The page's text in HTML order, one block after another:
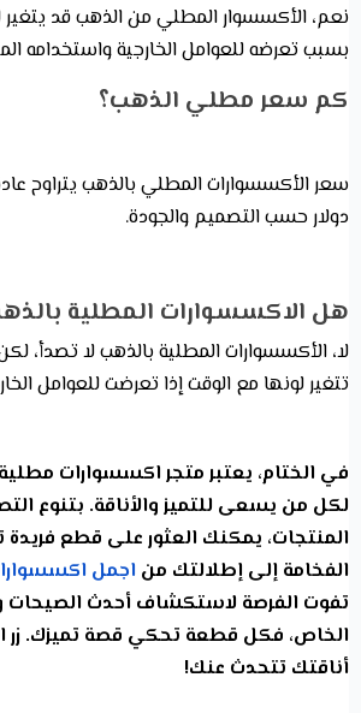
نعم، الأكسسوار المطلي من الذهب قد يتغير
بسبب تعرضه للعوامل الخارجية واستخدامه
كم سعر مطلي الذهب؟
دولار حسب التصميم والجودة.
هل الاكسسوارات المطلية
لا، الأكسسوارات المطلية بالذهب لا تصدأ،
تتغير لونها مع الوقت إذا تعرضت للعوامل
في الختام، يعتبر متجر اكسسوارات
لكل من يسعى للتميز والأناقة. بتنوع
المنتجات، يمكنك العثور على قطع
الفخامة إلى إطلالتك من اجمل
تفوت الفرصة لاستكشاف أحدث الصيحات
الخاص، فكل قطعة تحكي قصة تميزك. زر
أناقتك تتحدث عنك!